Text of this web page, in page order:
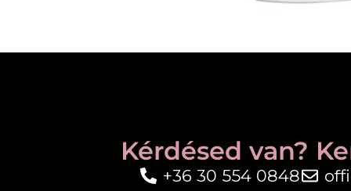
Kérdésed van?
+36 30 554 0848